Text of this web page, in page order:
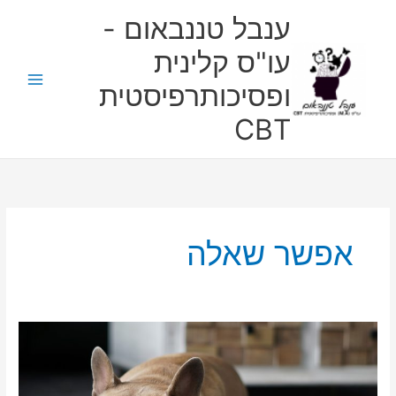
ענבל טננבאום -
עו"ס קלינית
ופסיכותרפיסטית
CBT
אפשר שאלה
פינת
אפשר
שאלה-
דיכאון